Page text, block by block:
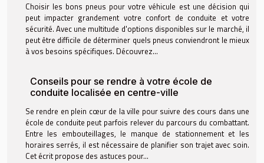
Choisir les bons pneus pour votre véhicule est une décision qui
peut impacter grandement votre confort de conduite et votre
sécurité. Avec une multitude d'options disponibles sur le marché, il
peut être difficile de déterminer quels pneus conviendront le mieux
à vos besoins spécifiques. Découvrez...
Conseils pour se rendre à votre école de
conduite localisée en centre-ville
Se rendre en plein cœur de la ville pour suivre des cours dans une
école de conduite peut parfois relever du parcours du combattant.
Entre les embouteillages, le manque de stationnement et les
horaires serrés, il est nécessaire de planifier son trajet avec soin.
Cet écrit propose des astuces pour...